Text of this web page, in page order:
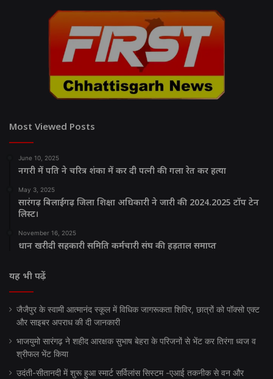
Most Viewed Posts
June 10, 2025
नगरी में पति ने चरित्र शंका में कर दी पत्नी की गला रेत कर हत्या
May 3, 2025
सारंगढ़ बिलाईगढ़ जिला शिक्षा अधिकारी ने जारी की 2024.2025 टॉप टेन
लिस्ट।
November 16, 2025
धान खरीदी सहकारी समिति कर्मचारी संघ की हड़ताल समाप्त
यह भी पढ़ें
जैजैपुर के स्वामी आत्मानंद स्कूल में विधिक जागरूकता शिविर, छात्रों को पॉक्सो एक्ट
और साइबर अपराध की दी जानकारी
भाजयुमो सारंगढ़ ने शहीद आरक्षक सुभाष बेहरा के परिजनों से भेंट कर तिरंगा ध्वज व
श्रीफल भेंट किया
उदंती-सीतानदी में शुरू हुआ स्मार्ट सर्विलांस सिस्टम -एआई तकनीक से वन और